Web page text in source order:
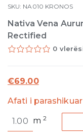
SKU: NA010 KRONOS
Nativa Vena
Rectified
0
€69.00
Afati i
Vena
m2